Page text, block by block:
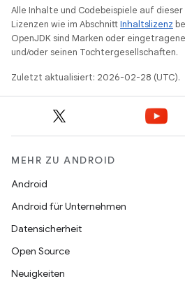
Alle Inhalte und Codebeispiele auf
Lizenzen wie im AbschnittInhaltslizenz
OpenJDK sind Marken oder
und/oder seinen Tochtergesellschaften.
Zuletzt aktualisiert: 2026-02-28 (UTC).
MEHR ZU ANDROID
Android
Android für Unternehmen
Datensicherheit
Open Source
Neuigkeiten